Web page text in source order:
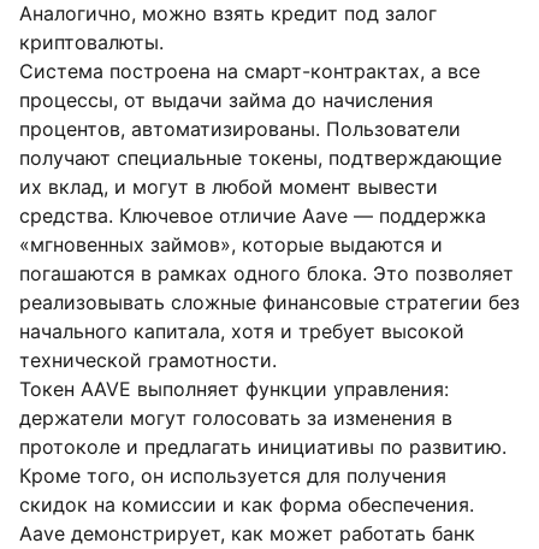
Аналогично, можно взять кредит под залог
криптовалюты.
Система построена на смарт-контрактах, а все
процессы, от выдачи займа до начисления
процентов, автоматизированы. Пользователи
получают специальные токены, подтверждающие
их вклад, и могут в любой момент вывести
средства. Ключевое отличие Aave — поддержка
«мгновенных займов», которые выдаются и
погашаются в рамках одного блока. Это позволяет
реализовывать сложные финансовые стратегии без
начального капитала, хотя и требует высокой
технической грамотности.
Токен AAVE выполняет функции управления:
держатели могут голосовать за изменения в
протоколе и предлагать инициативы по развитию.
Кроме того, он используется для получения
скидок на комиссии и как форма обеспечения.
Aave демонстрирует, как может работать банк